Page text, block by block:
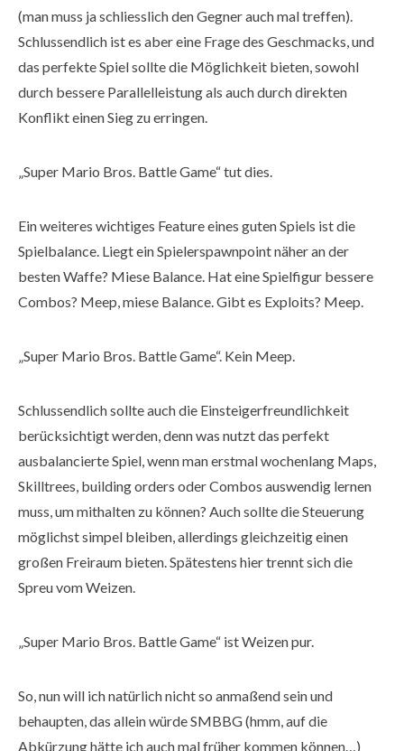
(man muss ja schliesslich den Gegner auch mal treffen).
Schlussendlich ist es aber eine Frage des Geschmacks, und
das perfekte Spiel sollte die Möglichkeit bieten, sowohl
durch bessere Parallelleistung als auch durch direkten
Konflikt einen Sieg zu erringen.
„Super Mario Bros. Battle Game“ tut dies.
Ein weiteres wichtiges Feature eines guten Spiels ist die
Spielbalance. Liegt ein Spielerspawnpoint näher an der
besten Waffe? Miese Balance. Hat eine Spielfigur bessere
Combos? Meep, miese Balance. Gibt es Exploits? Meep.
„Super Mario Bros. Battle Game“. Kein Meep.
Schlussendlich sollte auch die Einsteigerfreundlichkeit
berücksichtigt werden, denn was nutzt das perfekt
ausbalancierte Spiel, wenn man erstmal wochenlang Maps,
Skilltrees, building orders oder Combos auswendig lernen
muss, um mithalten zu können? Auch sollte die Steuerung
möglichst simpel bleiben, allerdings gleichzeitig einen
großen Freiraum bieten. Spätestens hier trennt sich die
Spreu vom Weizen.
„Super Mario Bros. Battle Game“ ist Weizen pur.
So, nun will ich natürlich nicht so anmaßend sein und
behaupten, das allein würde SMBBG (hmm, auf die
Abkürzung hätte ich auch mal früher kommen können…)